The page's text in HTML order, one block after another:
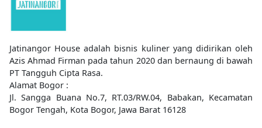
Jatinangor House adalah bisnis kuliner yang didirikan oleh
Azis Ahmad Firman pada tahun 2020 dan bernaung di bawah
PT Tangguh Cipta Rasa.
Alamat Bogor :
Jl. Sangga Buana No.7, RT.03/RW.04, Babakan, Kecamatan
Bogor Tengah, Kota Bogor, Jawa Barat 16128